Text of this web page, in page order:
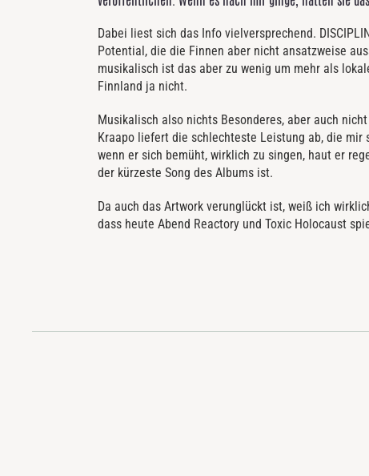
Dabei liest sich das Info vielversprechend.
Potential, die die Finnen aber nicht ansatzweise
musikalisch ist das aber zu wenig um mehr als
Finnland ja nicht.
Musikalisch also nichts Besonderes, aber auch
Kraapo liefert die schlechteste Leistung ab, die
wenn er sich bemüht, wirklich zu singen, haut er
der kürzeste Song des Albums ist.
Da auch das Artwork verunglückt ist, weiß ich
dass heute Abend Reactory und Toxic Holocaust